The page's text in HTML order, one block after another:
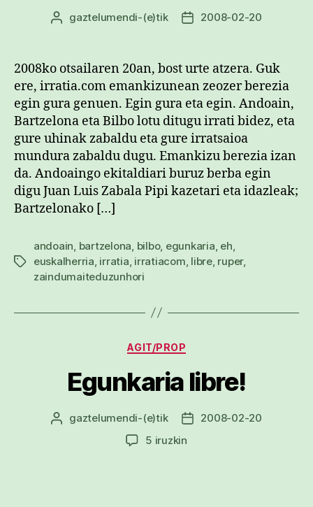
Argitalpenaren
gaztelumendi-(e)tik
Argitalpenaren
2008-02-20
2008ko otsailaren 20an, bost urte atzera. Guk
ere, irratia.com emankizunean zeozer berezia
egin gura genuen. Egin gura eta egin. Andoain,
Bartzelona eta Bilbo lotu ditugu irrati bidez, eta
gure uhinak zabaldu eta gure irratsaioa
mundura zabaldu dugu. Emankizu berezia izan
da. Andoaingo ekitaldiari buruz berba egin
digu Juan Luis Zabala Pipi kazetari eta idazleak;
Bartzelonako […]
Etiketak
andoain bartzelona bilbo, egunkaria eh
euskalherria irratia irratiacom libre, ruper,
zaindumaiteduzunhori
Kategoriak
AGIT/PROP
Egunkaria libre!
Argitalpenaren
gaztelumendi-(e)tik
Argitalpenaren
2008-02-20
5 iruzkinEgunkaria